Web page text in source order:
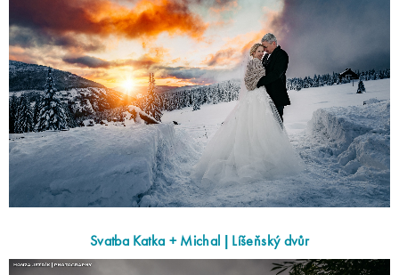
Svatba Katka + Michal | Líšeňský dvůr